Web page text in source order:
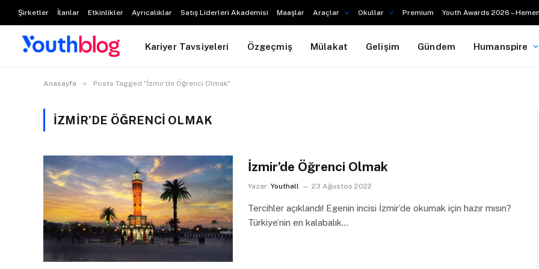
Şirketler İlanlar Etkinlikler Ayrıcalıklar Satış Liderleri Akademisi Maaşlar Araçlar Okullar Premium Youth Awards 2026 –
Kariyer Tavsiyeleri Özgeçmiş Mülakat Gelişim Gündem Humanspire
Anasayfa » Posts Tagged "İzmir’de Öğrenci Olmak"
İZMIR’DE ÖĞRENCI OLMAK
İzmir’de Öğrenci Olmak
Yazar: Youthall 23 Ağustos 2022
Tercihler açıklandı! Egenin incisi İzmir’de okumak için hazır mısın?
Türkiye’nin en kalabalık…